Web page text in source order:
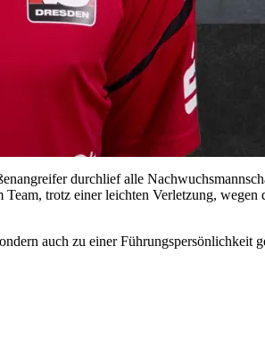
durchlief alle
trotz einer leichten Verletzung,
auch zu einer